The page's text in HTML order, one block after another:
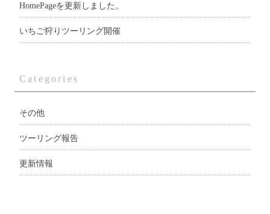
HomePageを更新しました。
いちご狩りツーリング開催
Categories
その他
ツーリング報告
更新情報